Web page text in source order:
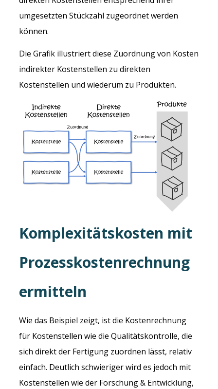
umgesetzten Stückzahl zugeordnet werden
können.
Die Grafik illustriert diese Zuordnung von Kosten
indirekter Kostenstellen zu direkten
Kostenstellen und wiederum zu Produkten.
Komplexitätskosten mit
Prozesskostenrechnung
ermitteln
Wie das Beispiel zeigt, ist die Kostenrechnung
für Kostenstellen wie die Qualitätskontrolle, die
sich direkt der Fertigung zuordnen lässt, relativ
einfach. Deutlich schwieriger wird es jedoch mit
Kostenstellen wie der Forschung & Entwicklung,